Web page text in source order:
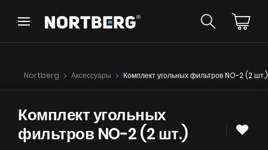
Назад
Вытяжки Островные
Вытяжки Пристенные
Вытяжки Встраиваемые
Вытяжки Рустикальные
Вытяжки Потолочные
Назад
УВИДЕТЬ ВСЕ
Nortberg Аксессуары Комплект угольных фильтров NO-2 (2 шт.)
Комплект угольных
фильтров NO-2 (2 шт.)